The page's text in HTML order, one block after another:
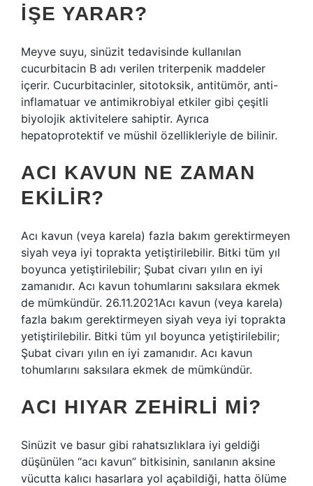
IŞE YARAR?
Meyve suyu, sinüzit tedavisinde kullanılan
cucurbitacin B adı verilen triterpenik maddeler
içerir. Cucurbitacinler, sitotoksik, antitümör, anti-
inflamatuar ve antimikrobiyal etkiler gibi çeşitli
biyolojik aktivitelere sahiptir. Ayrıca
hepatoprotektif ve müshil özellikleriyle de bilinir.
ACI KAVUN NE ZAMAN
EKILIR?
Acı kavun (veya karela) fazla bakım gerektirmeyen
siyah veya iyi toprakta yetiştirilebilir. Bitki tüm yıl
boyunca yetiştirilebilir; Şubat civarı yılın en iyi
zamanıdır. Acı kavun tohumlarını saksılara ekmek
de mümkündür. 26.11.2021Acı kavun (veya karela)
fazla bakım gerektirmeyen siyah veya iyi toprakta
yetiştirilebilir. Bitki tüm yıl boyunca yetiştirilebilir;
Şubat civarı yılın en iyi zamanıdır. Acı kavun
tohumlarını saksılara ekmek de mümkündür.
ACI HIYAR ZEHIRLI MI?
Sinüzit ve basur gibi rahatsızlıklara iyi geldiği
düşünülen “acı kavun” bitkisinin, sanılanın aksine
vücutta kalıcı hasarlara yol açabildiği, hatta ölüme